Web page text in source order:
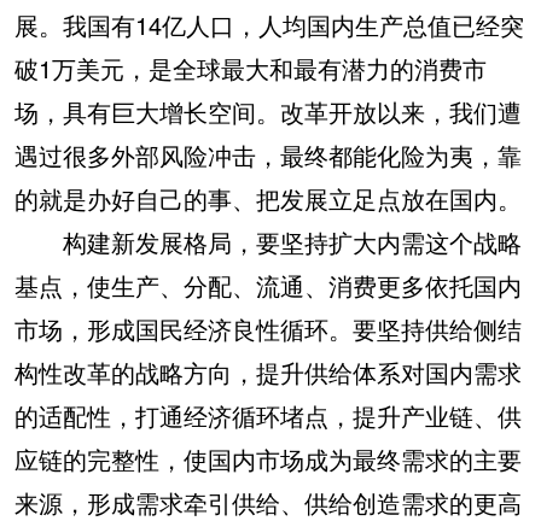
展。我国有14亿人口，人均国内生产总值已经突
破1万美元，是全球最大和最有潜力的消费市
场，具有巨大增长空间。改革开放以来，我们遭
遇过很多外部风险冲击，最终都能化险为夷，靠
的就是办好自己的事、把发展立足点放在国内。
构建新发展格局，要坚持扩大内需这个战略
基点，使生产、分配、流通、消费更多依托国内
市场，形成国民经济良性循环。要坚持供给侧结
构性改革的战略方向，提升供给体系对国内需求
的适配性，打通经济循环堵点，提升产业链、供
应链的完整性，使国内市场成为最终需求的主要
来源，形成需求牵引供给、供给创造需求的更高